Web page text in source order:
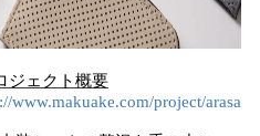
ジェクト概要
www.makuake.com/project/arasa